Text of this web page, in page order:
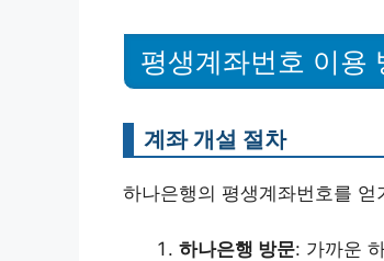
평생계좌번호 이용
계좌 개설 절차
하나은행의 평생계좌번호를
하나은행 방문: 가까운